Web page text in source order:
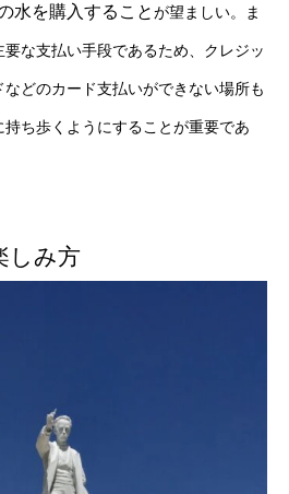
水を購入することが望ましい。ま
な支払い手段であるため、クレジッ
などのカード支払いができない場所も
ち歩くようにすることが重要であ
しみ方